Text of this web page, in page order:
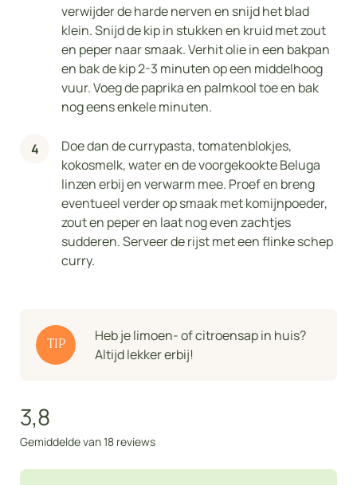
verwijder de harde nerven en snijd het blad
klein. Snijd de kip in stukken en kruid met zout
en peper naar smaak. Verhit olie in een bakpan
en bak de kip 2-3 minuten op een middelhoog
vuur. Voeg de paprika en palmkool toe en bak
nog eens enkele minuten.
Doe dan de currypasta, tomatenblokjes,
kokosmelk, water en de voorgekookte Beluga
linzen erbij en verwarm mee. Proef en breng
eventueel verder op smaak met komijnpoeder,
zout en peper en laat nog even zachtjes
sudderen. Serveer de rijst met een flinke schep
curry.
TIP
Heb je limoen- of citroensap in huis?
Altijd lekker erbij!
3,8
Gemiddelde van 18 reviews